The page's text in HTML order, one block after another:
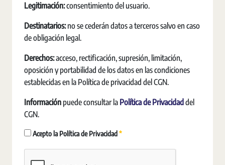
Legitimación:consentimiento del usuario.
Destinatarios:no se cederán datos a terceros salvo en caso
de obligación legal.
Derechos:acceso, rectificación, supresión, limitación,
oposición y portabilidad de los datos en las condiciones
establecidas en la Política de privacidad del CGN.
Información puede consultar la Política de Privacidad del
CGN.
Acepto la Política de Privacidad Obligatori